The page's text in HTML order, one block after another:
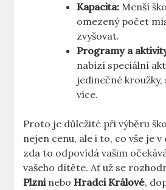
Kapacita: Menší
omezený počet
zvyšovat.
Programy a
nabízí speciální
jedinečné
více.
Proto je důležité při výběru
nejen cenu, ale i to, co vše je
zda to odpovídá vašim
vašeho dítěte. Ať už se
PlznineboHradci Králové,